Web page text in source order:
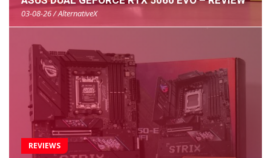
03-08-26 / AlternativeX
REVIEWS